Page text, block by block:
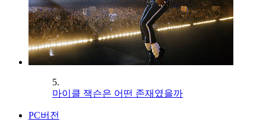
5.
마이클 잭슨은 어떤 존재였을까
PC버전